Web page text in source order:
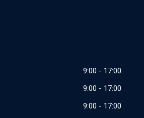
9:00 - 17:00
9:00 - 17:00
9:00 - 17:00